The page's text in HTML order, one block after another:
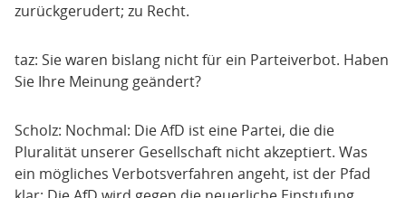
zurückgerudert; zu Recht.
taz: Sie waren bislang nicht für ein Parteiverbot. Haben
Sie Ihre Meinung geändert?
Scholz: Nochmal: Die AfD ist eine Partei, die die
Pluralität unserer Gesellschaft nicht akzeptiert. Was
ein mögliches Verbotsverfahren angeht, ist der Pfad